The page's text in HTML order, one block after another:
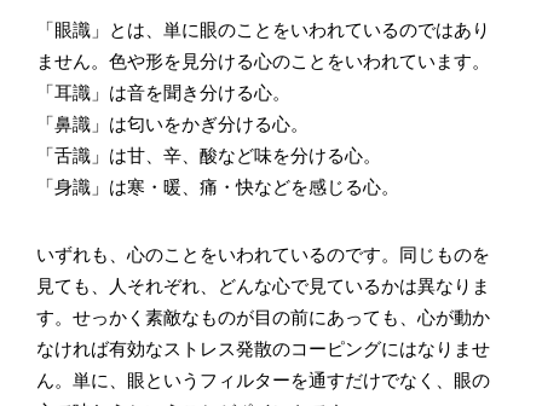
「眼識」とは、単に眼のことをいわれているのではあり
ません。色や形を見分ける心のことをいわれています。
「耳識」は音を聞き分ける心。
「鼻識」は匂いをかぎ分ける心。
「舌識」は甘、辛、酸など味を分ける心。
「身識」は寒・暖、痛・快などを感じる心。
いずれも、心のことをいわれているのです。同じものを
見ても、人それぞれ、どんな心で見ているかは異なりま
す。せっかく素敵なものが目の前にあっても、心が動か
なければ有効なストレス発散のコーピングにはなりませ
ん。単に、眼というフィルターを通すだけでなく、眼の